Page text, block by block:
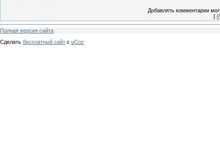
Добавлять комментарии
[
Полная версия сайта
Сделать бесплатный сайт с uCoz